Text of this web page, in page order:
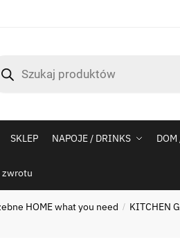
SKLEP NAPOJE / DRINKS
zwrotu
HOME what you need / KITCHEN